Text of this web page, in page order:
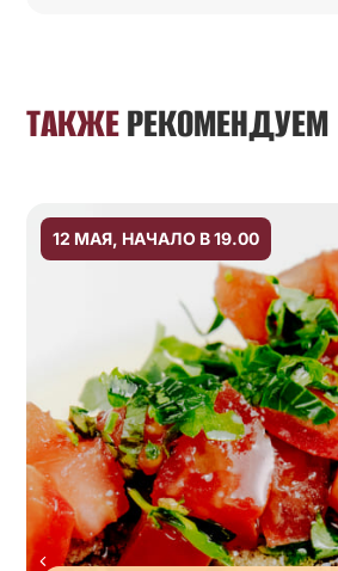
ТАКЖЕРЕКОМЕНДУЕМ
12 МАЯ, НАЧАЛО В 19.00